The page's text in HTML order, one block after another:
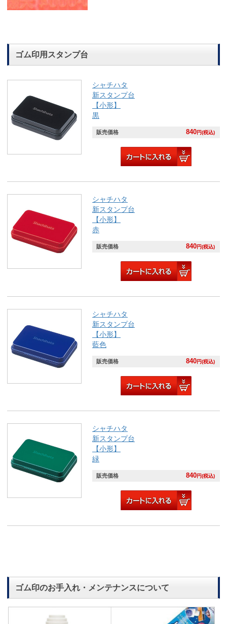
ゴム印用スタンプ台
シャチハタ
新スタンプ台
【小形】
黒
販売価格 840円(税込)
シャチハタ
新スタンプ台
【小形】
赤
販売価格 840円(税込)
シャチハタ
新スタンプ台
【小形】
藍色
販売価格 840円(税込)
シャチハタ
新スタンプ台
【小形】
緑
販売価格 840円(税込)
ゴム印のお手入れ・メンテナンスについて